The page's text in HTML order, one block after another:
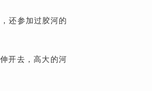
还参加过胶河的
开去，高大的河